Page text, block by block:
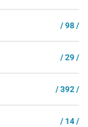
/ 98 /
/ 29 /
/ 392 /
/ 14 /